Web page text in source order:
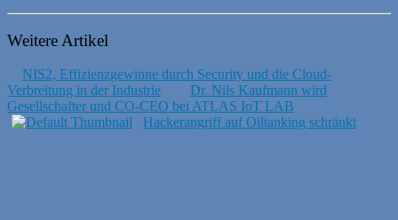
Weitere Artikel
NIS2, Effizienzgewinne durch Security und die Cloud-
Verbreitung in der Industrie
Dr. Nils Kaufmann wird
Gesellschafter und CO-CEO bei ATLAS IoT LAB
Hackerangriff auf Oiltanking schränkt